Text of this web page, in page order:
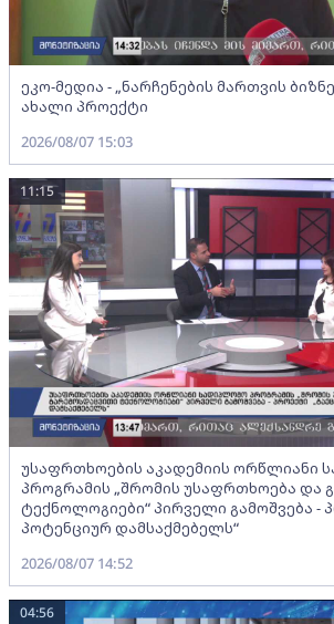
ეკო-მედია - „ნარჩენების მართვის
ახალი პროექტი
2026/08/07 15:03
უსაფრთხოების აკადემიის ორწლიანი
პროგრამის „შრომის უსაფრთხოება და
ტექნოლოგიები“ პირველი გამოშვება -
პოტენციურ დამსაქმებელს“
11:15
2026/08/07 14:52
04:56